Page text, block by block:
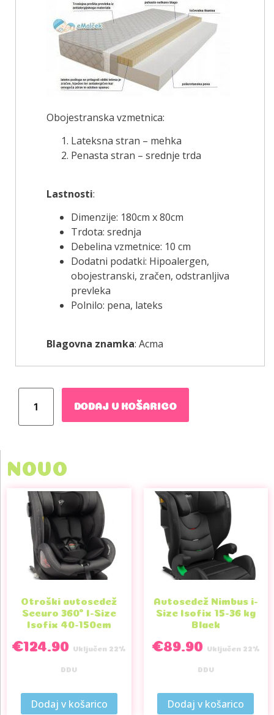
Obojestranska vzmetnica:
Lateksna stran – mehka
Penasta stran – srednje trda
Lastnosti:
Dimenzije: 180cm x 80cm
Trdota: srednja
Debelina vzmetnice: 10 cm
Dodatni podatki: Hipoalergen,
obojestranski, zračen, odstranljiva
prevleka
Polnilo: pena, lateks
Blagovna znamka: Acma
DODAJ V KOŠARICO
NOVO
Otroški avtosedež
Securo 360° I-Size
Isofix 40-150cm
€124.90 Vključen 22%
DDV
Dodaj v košarico
Avtosedež Nimbus i-
Size Isofix 15-36 kg
Black
€89.90 Vključen 22%
DDV
Dodaj v košarico